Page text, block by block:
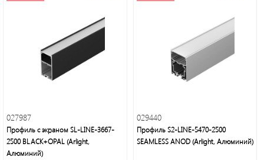
Электроустановочные
Интерьерное
освещение,
уличные
027987
Профиль с экраном SL-LINE-3667-
2500 BLACK+OPAL (Arlight,
Алюминий)
029440
Профиль S2-LINE-5470-2500
SEAMLESS ANOD (Arlight, Алюминий)